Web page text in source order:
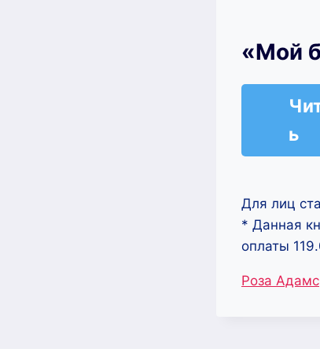
«Мой
ь
Для лиц
* Данная
оплаты
Метки
Роза Адамс